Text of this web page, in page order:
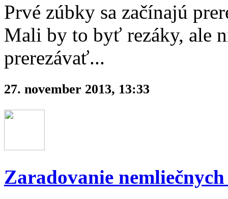
Prvé zúbky sa začínajú
Mali by to byť rezáky, ale
prerezávať...
27. november 2013, 13:33
Zaradovanie